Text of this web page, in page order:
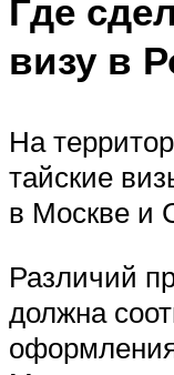
Где
визу в
На
тайские
в Москве и
Различий
должна